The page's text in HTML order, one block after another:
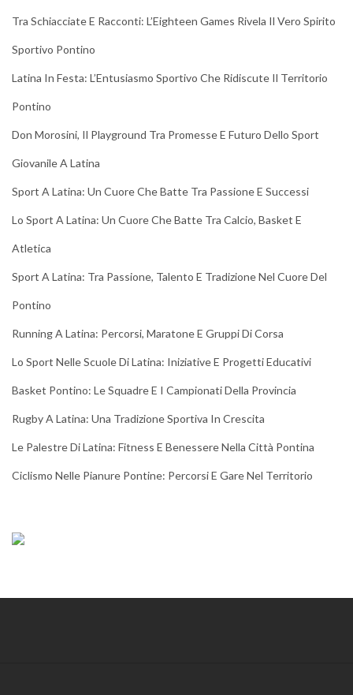
Tra Schiacciate E Racconti: L’Eighteen Games Rivela Il Vero Spirito
Sportivo Pontino
Latina In Festa: L’Entusiasmo Sportivo Che Ridiscute Il Territorio
Pontino
Don Morosini, Il Playground Tra Promesse E Futuro Dello Sport
Giovanile A Latina
Sport A Latina: Un Cuore Che Batte Tra Passione E Successi
Lo Sport A Latina: Un Cuore Che Batte Tra Calcio, Basket E
Atletica
Sport A Latina: Tra Passione, Talento E Tradizione Nel Cuore Del
Pontino
Running A Latina: Percorsi, Maratone E Gruppi Di Corsa
Lo Sport Nelle Scuole Di Latina: Iniziative E Progetti Educativi
Basket Pontino: Le Squadre E I Campionati Della Provincia
Rugby A Latina: Una Tradizione Sportiva In Crescita
Le Palestre Di Latina: Fitness E Benessere Nella Città Pontina
Ciclismo Nelle Pianure Pontine: Percorsi E Gare Nel Territorio